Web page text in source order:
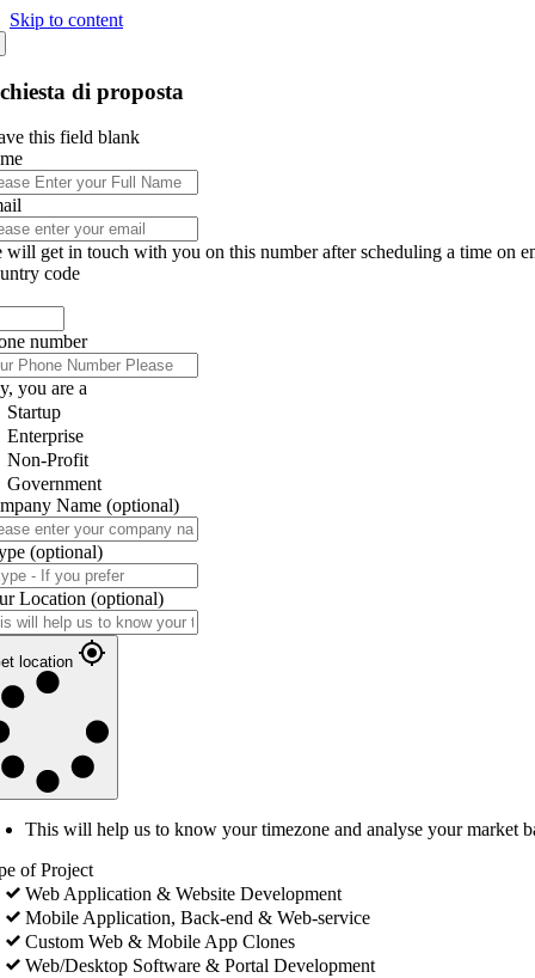
Skip to content
di proposta
this field blank
will get in touch with you on this number after scheduling a time on
code
number
you are a
Startup
Enterprise
Non-Profit
Government
Name (optional)
(optional)
Location (optional)
location
This will help us to know your timezone and analyse your market
of Project
Web Application & Website Development
Mobile Application, Back-end & Web-service
Custom Web & Mobile App Clones
Web/Desktop Software & Portal Development